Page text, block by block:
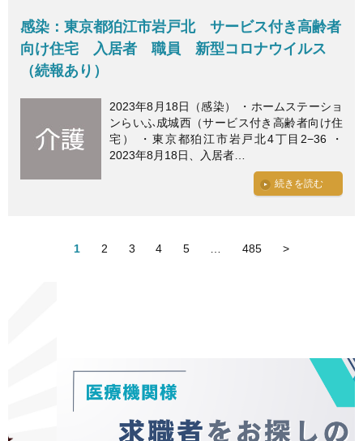
感染：東京都狛江市岩戸北 サービス付き高齢者
向け住宅 入居者 職員 新型コロナウイルス
（続報あり）
2023年8月18日（感染） ・ホームステーショ
ンらいふ成城西（サービス付き高齢者向け住
宅） ・東京都狛江市岩戸北4丁目2−36 ・
2023年8月18日、入居者…
続きを読む
1 2 3 4 5 485 >